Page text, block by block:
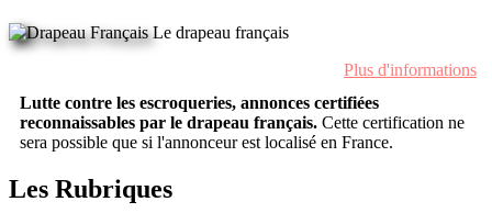
Le drapeau français
Plus d'informations
Lutte contre les escroqueries, annonces certifiées
reconnaissables par le drapeau français. Cette certification ne
sera possible que si l'annonceur est localisé en France.
Les Rubriques